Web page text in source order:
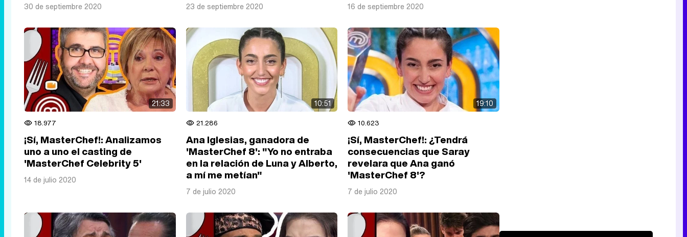
30 de septiembre 2020 23 de septiembre 2020 16 de septiembre 2020
21:33
18.977
¡Sí, MasterChef!: Analizamos
uno a uno el casting de
'MasterChef Celebrity 5'
14 de julio 2020
10:51
21.286
Ana Iglesias, ganadora de
'MasterChef 8': "Yo no entraba
en la relación de Luna y Alberto,
a mí me metían"
7 de julio 2020
19:10
10.623
¡Sí, MasterChef!: ¿Tendrá
consecuencias que Saray
revelara que Ana ganó
'MasterChef 8'?
7 de julio 2020